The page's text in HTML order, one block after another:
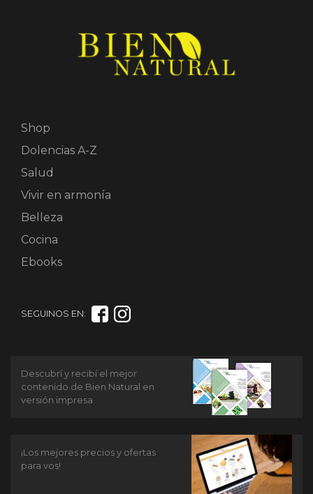
Shop
Dolencias A-Z
Salud
Vivir en armonía
Belleza
Cocina
Ebooks
SEGUINOS EN:
Descubrí y recibí el mejor
contenido de Bien Natural en
versión impresa
¡Los mejores precios y ofertas
para vos!